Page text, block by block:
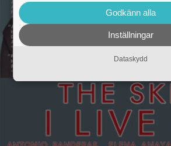
Godkänn alla
Inställningar
Dataskydd